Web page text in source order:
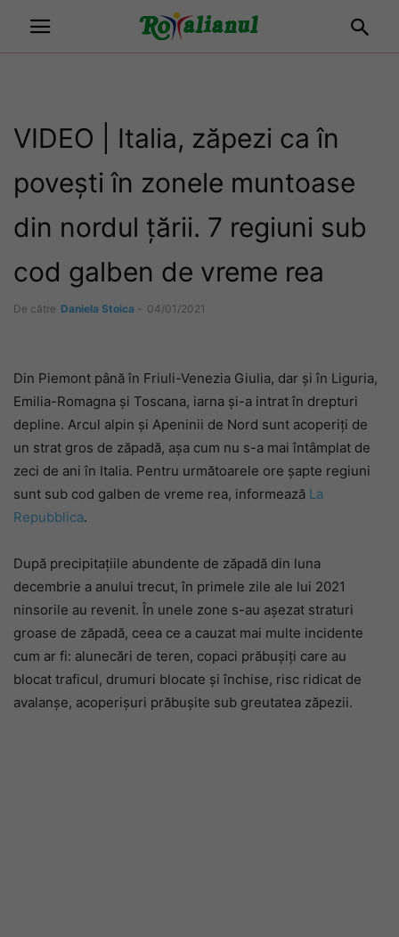
VIDEO | Italia, zăpezi ca în
povești în zonele muntoase
din nordul țării. 7 regiuni sub
cod galben de vreme rea
De către Daniela Stoica - 04/01/2021
Din Piemont până în Friuli-Venezia Giulia, dar și în Liguria,
Emilia-Romagna și Toscana, iarna și-a intrat în drepturi
depline. Arcul alpin și Apeninii de Nord sunt acoperiți de
un strat gros de zăpadă, așa cum nu s-a mai întâmplat de
zeci de ani în Italia. Pentru următoarele ore șapte regiuni
sunt sub cod galben de vreme rea, informează La
Repubblica.
După precipitațiile abundente de zăpadă din luna
decembrie a anului trecut, în primele zile ale lui 2021
ninsorile au revenit. În unele zone s-au așezat straturi
groase de zăpadă, ceea ce a cauzat mai multe incidente
cum ar fi: alunecări de teren, copaci prăbușiți care au
blocat traficul, drumuri blocate și închise, risc ridicat de
avalanșe, acoperișuri prăbușite sub greutatea zăpezii.